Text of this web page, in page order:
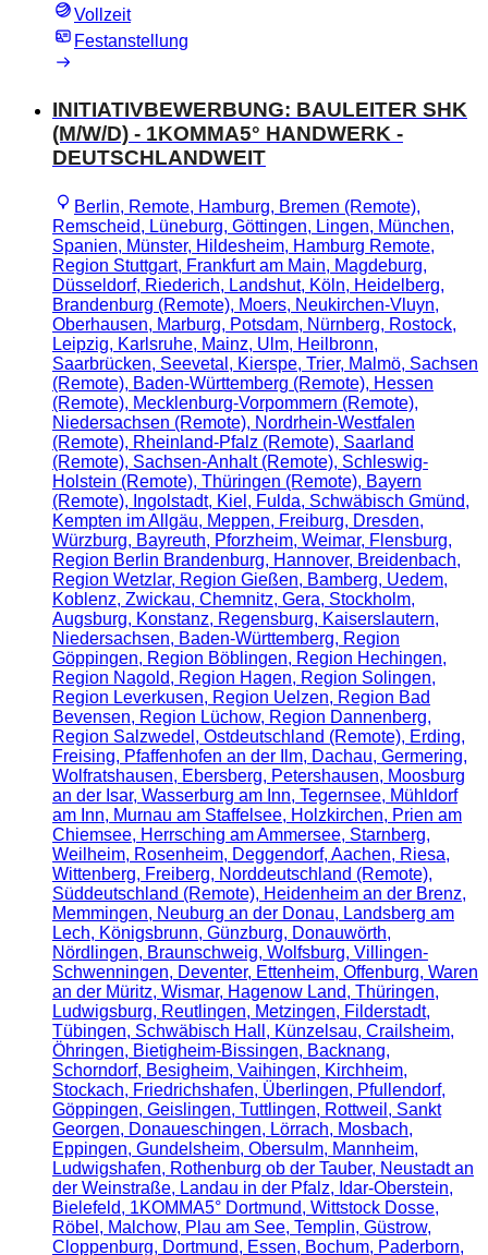
Vollzeit
Festanstellung
INITIATIVBEWERBUNG: BAULEITER SHK
(M/W/D) - 1KOMMA5° HANDWERK -
DEUTSCHLANDWEIT
Berlin, Remote, Hamburg, Bremen (Remote),
Remscheid, Lüneburg, Göttingen, Lingen, München,
Spanien, Münster, Hildesheim, Hamburg Remote,
Region Stuttgart, Frankfurt am Main, Magdeburg,
Düsseldorf, Riederich, Landshut, Köln, Heidelberg,
Brandenburg (Remote), Moers, Neukirchen-Vluyn,
Oberhausen, Marburg, Potsdam, Nürnberg, Rostock,
Leipzig, Karlsruhe, Mainz, Ulm, Heilbronn,
Saarbrücken, Seevetal, Kierspe, Trier, Malmö, Sachsen
(Remote), Baden-Württemberg (Remote), Hessen
(Remote), Mecklenburg-Vorpommern (Remote),
Niedersachsen (Remote), Nordrhein-Westfalen
(Remote), Rheinland-Pfalz (Remote), Saarland
(Remote), Sachsen-Anhalt (Remote), Schleswig-
Holstein (Remote), Thüringen (Remote), Bayern
(Remote), Ingolstadt, Kiel, Fulda, Schwäbisch Gmünd,
Kempten im Allgäu, Meppen, Freiburg, Dresden,
Würzburg, Bayreuth, Pforzheim, Weimar, Flensburg,
Region Berlin Brandenburg, Hannover, Breidenbach,
Region Wetzlar, Region Gießen, Bamberg, Uedem,
Koblenz, Zwickau, Chemnitz, Gera, Stockholm,
Augsburg, Konstanz, Regensburg, Kaiserslautern,
Niedersachsen, Baden-Württemberg, Region
Göppingen, Region Böblingen, Region Hechingen,
Region Nagold, Region Hagen, Region Solingen,
Region Leverkusen, Region Uelzen, Region Bad
Bevensen, Region Lüchow, Region Dannenberg,
Region Salzwedel, Ostdeutschland (Remote), Erding,
Freising, Pfaffenhofen an der Ilm, Dachau, Germering,
Wolfratshausen, Ebersberg, Petershausen, Moosburg
an der Isar, Wasserburg am Inn, Tegernsee, Mühldorf
am Inn, Murnau am Staffelsee, Holzkirchen, Prien am
Chiemsee, Herrsching am Ammersee, Starnberg,
Weilheim, Rosenheim, Deggendorf, Aachen, Riesa,
Wittenberg, Freiberg, Norddeutschland (Remote),
Süddeutschland (Remote), Heidenheim an der Brenz,
Memmingen, Neuburg an der Donau, Landsberg am
Lech, Königsbrunn, Günzburg, Donauwörth,
Nördlingen, Braunschweig, Wolfsburg, Villingen-
Schwenningen, Deventer, Ettenheim, Offenburg, Waren
an der Müritz, Wismar, Hagenow Land, Thüringen,
Ludwigsburg, Reutlingen, Metzingen, Filderstadt,
Tübingen, Schwäbisch Hall, Künzelsau, Crailsheim,
Öhringen, Bietigheim-Bissingen, Backnang,
Schorndorf, Besigheim, Vaihingen, Kirchheim,
Stockach, Friedrichshafen, Überlingen, Pfullendorf,
Göppingen, Geislingen, Tuttlingen, Rottweil, Sankt
Georgen, Donaueschingen, Lörrach, Mosbach,
Eppingen, Gundelsheim, Obersulm, Mannheim,
Ludwigshafen, Rothenburg ob der Tauber, Neustadt an
der Weinstraße, Landau in der Pfalz, Idar-Oberstein,
Bielefeld, 1KOMMA5° Dortmund, Wittstock Dosse,
Röbel, Malchow, Plau am See, Templin, Güstrow,
Cloppenburg, Dortmund, Essen, Bochum, Paderborn,